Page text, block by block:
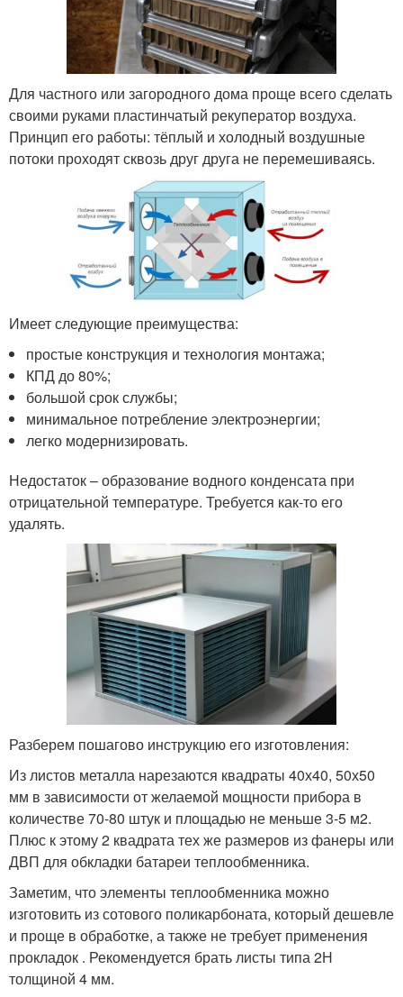
Для частного или загородного дома проще всего сделать
своими руками пластинчатый рекуператор воздуха.
Принцип его работы: тёплый и холодный воздушные
потоки проходят сквозь друг друга не перемешиваясь.
Имеет следующие преимущества:
простые конструкция и технология монтажа;
КПД до 80%;
большой срок службы;
минимальное потребление электроэнергии;
легко модернизировать.
Недостаток – образование водного конденсата при
отрицательной температуре. Требуется как-то его
удалять.
Разберем пошагово инструкцию его изготовления:
Из листов металла нарезаются квадраты 40х40, 50х50
мм в зависимости от желаемой мощности прибора в
количестве 70-80 штук и площадью не меньше 3-5 м2.
Плюс к этому 2 квадрата тех же размеров из фанеры или
ДВП для обкладки батареи теплообменника.
Заметим, что элементы теплообменника можно
изготовить из сотового поликарбоната, который дешевле
и проще в обработке, а также не требует применения
прокладок . Рекомендуется брать листы типа 2Н
толщиной 4 мм.